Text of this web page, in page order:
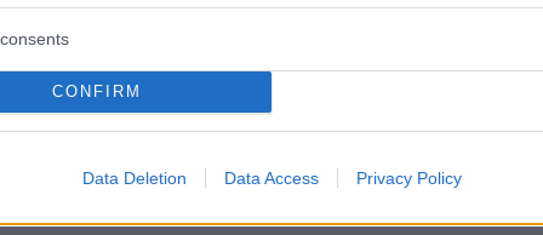
CONFIRM
Data Deletion Data Access Privacy Policy
από την τέλεια
Tom Holland έχει
Ανακαλύψτε 8 φρούτα με πρωτεΐνη
σημαντική οικονομική επιτυχία τον
πριν 32 λεπτά